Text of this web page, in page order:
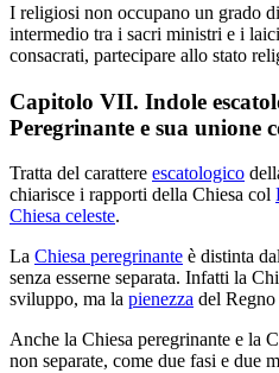
I religiosi non occupano un grado
intermedio tra i sacri ministri e i
consacrati, partecipare allo stato
Capitolo VII. Indole
Peregrinante e sua unione
Tratta del carattere escatologico
chiarisce i rapporti della Chiesa col
Chiesa celeste.
La Chiesa peregrinante è distinta
senza esserne separata. Infatti la
sviluppo, ma la pienezza del
Anche la Chiesa peregrinante e la
non separate, come due fasi e due